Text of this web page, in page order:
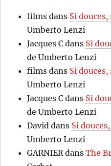
films dans Si
Umberto Lenzi
Jacques C dans Si
de Umberto Lenzi
films dans Si
Umberto Lenzi
Jacques C dans Si
de Umberto Lenzi
David dans Si
Umberto Lenzi
GARNIERdansThe